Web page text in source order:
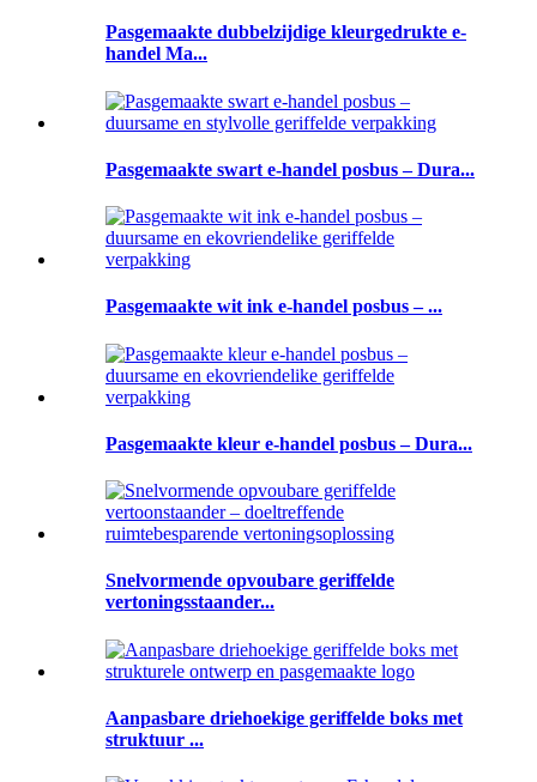
Pasgemaakte dubbelzijdige kleurgedrukte e-
handel Ma...
Pasgemaakte swart e-handel posbus – Dura...
Pasgemaakte wit ink e-handel posbus – ...
Pasgemaakte kleur e-handel posbus – Dura...
Snelvormende opvoubare geriffelde
vertoningsstaander...
Aanpasbare driehoekige geriffelde boks met
struktuur ...